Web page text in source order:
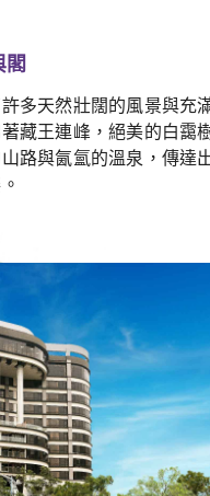
閣
多天然壯闊的風景與充
藏王連峰，絕美的白靄
路與氤氳的溫泉，傳達